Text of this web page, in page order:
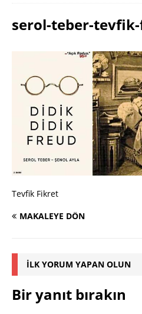
serol-teber-
Tevfik Fikret
MAKALEYE DÖN
İLK YORUM YAPAN OLUN
Bir yanıt bırakın